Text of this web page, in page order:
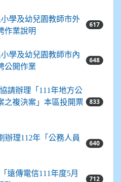
學及幼兒園教師市外
作業說明
617
學及幼兒園教師市內
公開作業
648
請辦理「111年地方公
之複決案」本區投開票
833
辦理112年「公務人員
640
遠傳電信111年度5月
712